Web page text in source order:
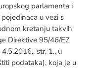
parlamenta i
u vezi s
kretanju takvih
Direktive 95/46/EZ
str. 1., u
podataka), koja je u